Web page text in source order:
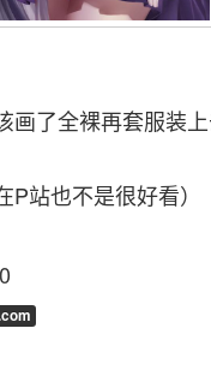
画了全裸再套服装
P站也不是很好看）